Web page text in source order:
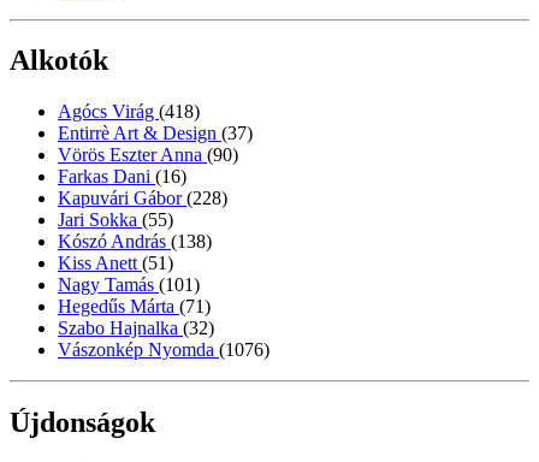
Alkotók
Agócs Virág (418)
Entirrè Art & Design (37)
Vörös Eszter Anna (90)
Farkas Dani (16)
Kapuvári Gábor(228)
Jari Sokka (55)
Kószó András (138)
Kiss Anett (51)
Nagy Tamás (101)
Hegedűs Márta (71)
Szabo Hajnalka (32)
Vászonkép Nyomda (1076)
Újdonságok